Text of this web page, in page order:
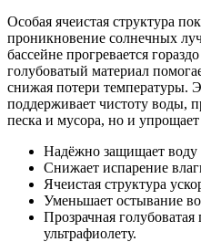
Особая ячеистая структура
проникновение солнечных
бассейне прогревается
голубоватый материал
снижая потери температуры.
поддерживает чистоту воды,
песка и мусора, но и упрощает
Надёжно защищает воду
Снижает испарение
Ячеистая структура
Уменьшает остывание
Прозрачная
ультрафиолету.